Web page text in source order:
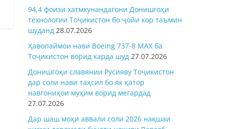
94,4 фоизи хатмкунандагони Донишгоҳи
технологии Тоҷикистон бо ҷойи кор таъмин
шуданд 28.07.2026
Ҳавопаймои нави Boeing 737-8 MAX ба
Тоҷикистон ворид карда шуд 27.07.2026
Донишгоҳи славянии Русияву Тоҷикистон
дар соли нави таҳсил бо як қатор
навгониҳои муҳим ворид мегардад
27.07.2026
Дар шаш моҳи аввали соли 2026 нақшаи